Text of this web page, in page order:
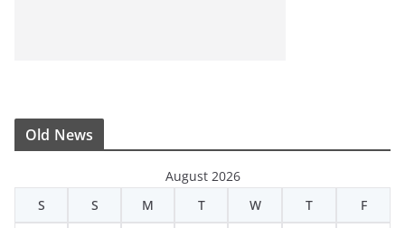
Old News
August 2026
S
S M T W T F